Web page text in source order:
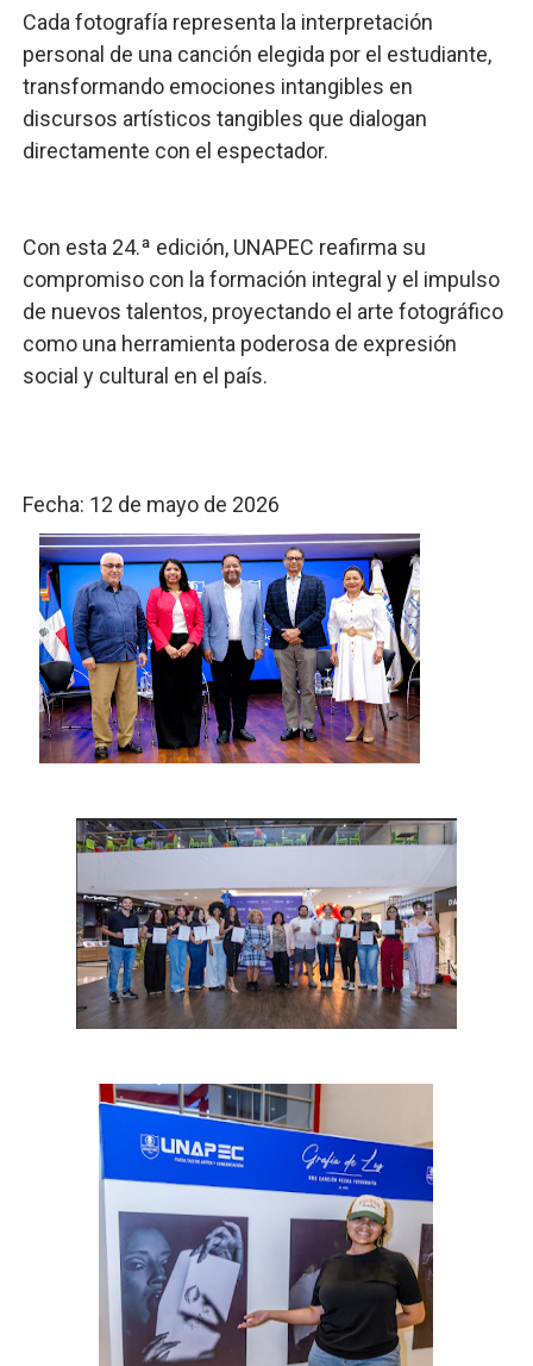
​Cada fotografía representa la interpretación
personal de una canción elegida por el estudiante,
transformando emociones intangibles en
discursos artísticos tangibles que dialogan
directamente con el espectador.
​Con esta 24.ª edición, UNAPEC reafirma su
compromiso con la formación integral y el impulso
de nuevos talentos, proyectando el arte fotográfico
como una herramienta poderosa de expresión
social y cultural en el país.
Fecha: 12 de mayo de 2026